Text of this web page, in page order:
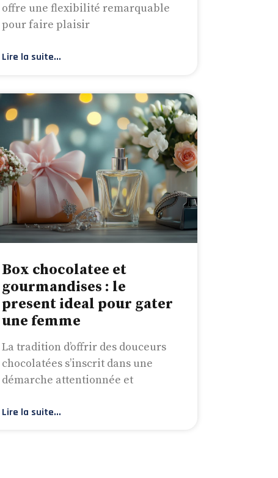
offre une flexibilité remarquable
pour faire plaisir
Lire la suite...
Box chocolatee et
gourmandises : le
present ideal pour gater
une femme
La tradition d’offrir des douceurs
chocolatées s’inscrit dans une
démarche attentionnée et
Lire la suite...